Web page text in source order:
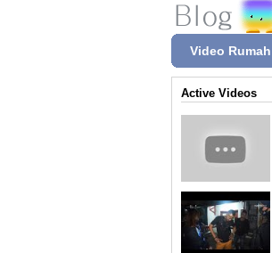
Video Rumah
Active Videos